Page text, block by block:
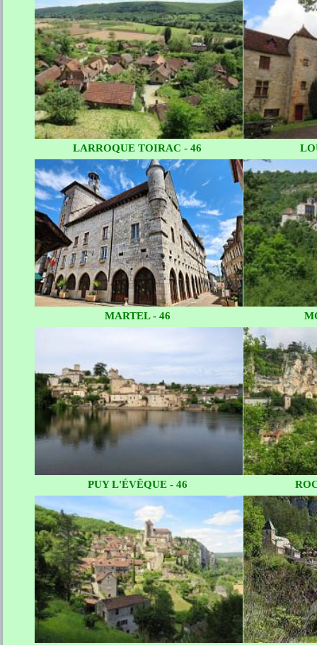
LARROQUE TOIRAC - 46
MARTEL - 46
PUY L'ÉVÊQUE - 46